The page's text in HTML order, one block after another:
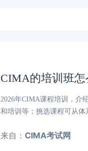
CIMA的培训班
2026年CIMA课程培训，介
和培训等；挑选课程可从
来自： CIMA考试网